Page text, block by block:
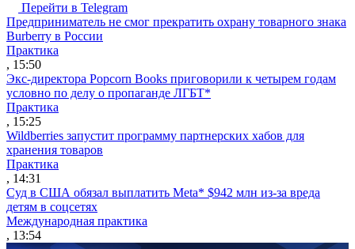
Перейти в Telegram
Предприниматель не смог прекратить охрану товарного знака
Burberry в России
Практика
, 15:50
Экс-директора Popcorn Books приговорили к четырем годам
условно по делу о пропаганде ЛГБТ*
Практика
, 15:25
Wildberries запустит программу партнерских хабов для
хранения товаров
Практика
, 14:31
Суд в США обязал выплатить Meta* $942 млн из-за вреда
детям в соцсетях
Международная практика
, 13:54